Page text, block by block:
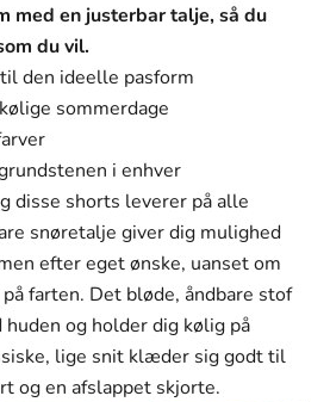
med en justerbar talje, så du
du vil.
den ideelle pasform
sommerdage
i enhver
disse shorts leverer på alle
snøretalje giver dig mulighed
efter eget ønske, uanset om
farten. Det bløde, åndbare stof
og holder dig kølig på
lige snit klæder sig godt til
og en afslappet skjorte.